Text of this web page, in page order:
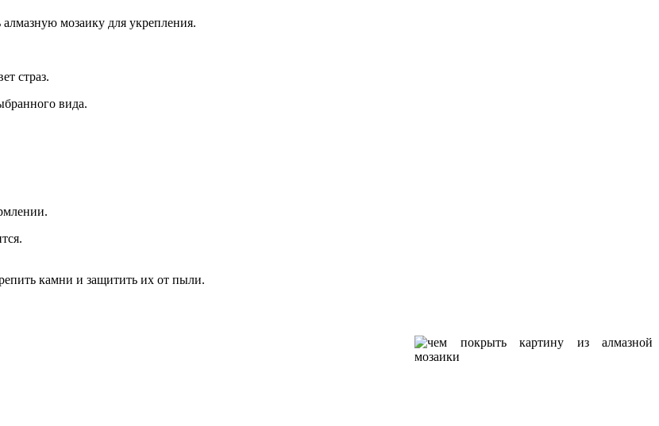
мозаику для укрепления.
страз.
вида.
.
камни и защитить их от пыли.